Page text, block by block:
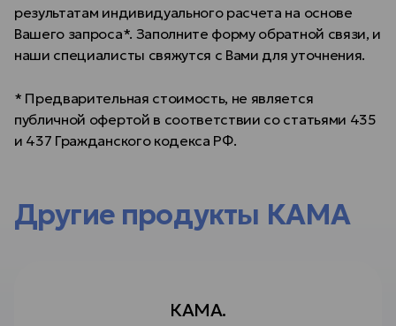
результатам индивидуального расчета на основе
Вашего запроса*. Заполните форму обратной связи, и
наши специалисты свяжутся с Вами для уточнения.
* Предварительная стоимость, не является
публичной офертой в соответствии со статьями 435
и 437 Гражданского кодекса РФ.
Другие продукты КАМА
КАМА.